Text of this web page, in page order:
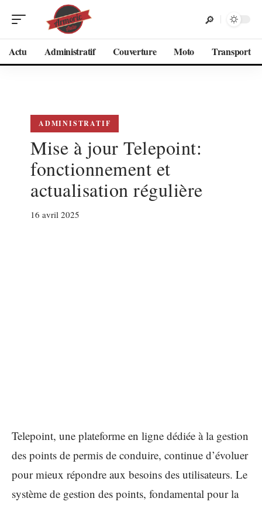
Actu Administratif Couverture Moto Transport
ADMINISTRATIF
Mise à jour Telepoint:
fonctionnement et
actualisation régulière
16 avril 2025
Telepoint, une plateforme en ligne dédiée à la gestion
des points de permis de conduire, continue d’évoluer
pour mieux répondre aux besoins des utilisateurs. Le
système de gestion des points, fondamental pour la